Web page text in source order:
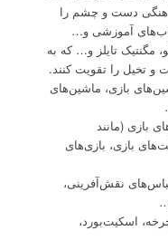
دست و چشم را
آموزشی و…
مگنتیک تایلز و… که به
تخیل را تقویت کنند.
بازی، ماشین‌های
بازی (مانند
بازی، بازی‌های
نقش‌آفرینی،
اسکیت‌بورد،